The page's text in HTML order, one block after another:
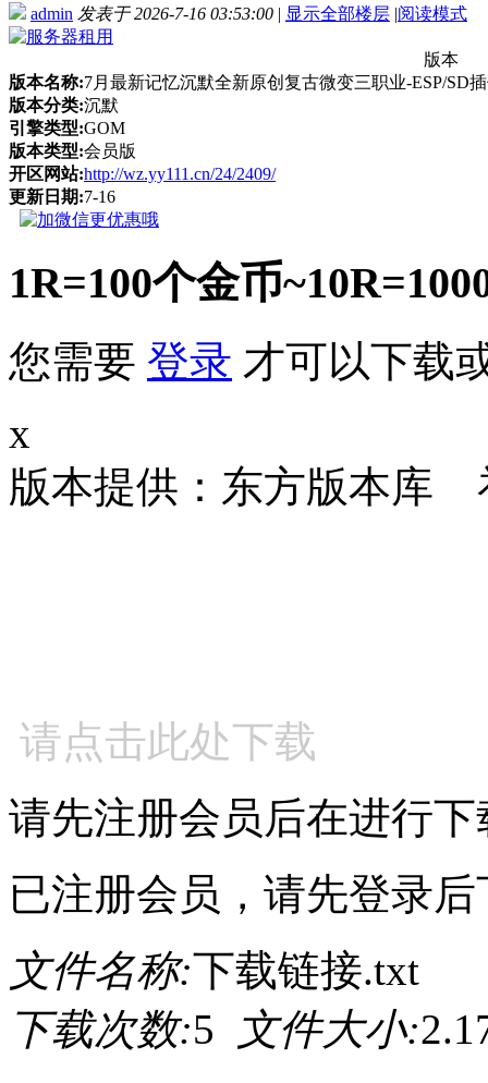
admin 发表于 2026-7-16 03:53:00 | 显示全部楼层 |阅读模式
版本
版本名称:7月最新记忆沉默全新原创复古微变三职业-ESP/SD
版本分类:沉默
引擎类型:GOM
版本类型:会员版
开区网站:http://wz.yy111.cn/24/2409/
更新日期:7-16
1R=100个金币
您需要 登录 才可以下载
x
版本提供：东方版本库
请点击此处下载
请先注册会员后在进行下
已注册会员，请先登录后
文件名称:下载链接.txt
下载次数:5 文件大小: